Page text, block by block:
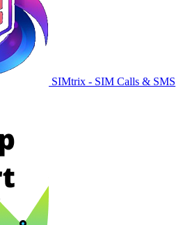
SIMtrix - SIM Calls & SMS